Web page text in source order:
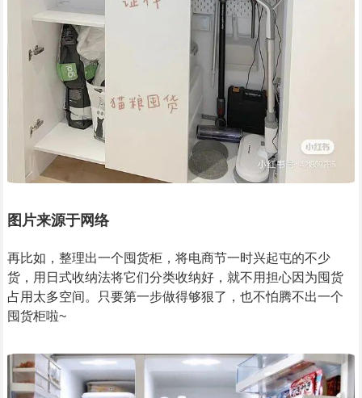
图片来源于网络
再比如，整理出一个囤货柜，将电商节一时兴起屯的不少
货，用日式收纳法将它们分类收纳好，就不用担心因为囤货
占用太多空间。只要第一步做得够狠了，也不怕腾不出一个
囤货柜啦~